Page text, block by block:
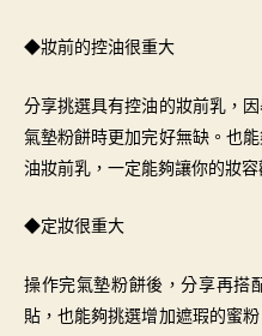
◆妝前的控油很重大
分享挑選具有控油的妝前乳，
氣墊粉餅時更加完好無缺。也
油妝前乳，一定能夠讓你的妝容
◆定妝很重大
操作完氣墊粉餅後，分享再搭
貼，也能夠挑選增加遮瑕的蜜